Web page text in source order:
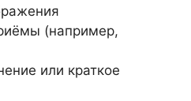
(например,
или краткое